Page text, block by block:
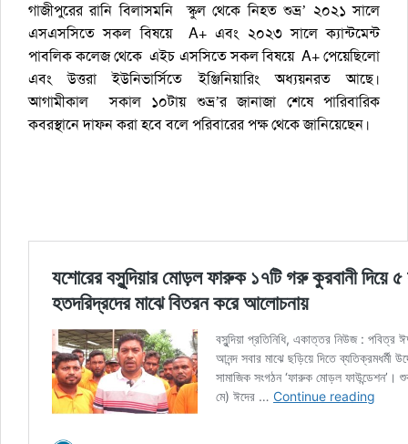
গাজীপুরের রানি বিলাসমনি স্কুল থেকে নিহত শুভ্র’ ২০২১ সালে
এসএসসিতে সকল বিষয়ে A+ এবং ২০২৩ সালে ক্যান্টমেন্ট
পাবলিক কলেজ থেকে এইচ এসসিতে সকল বিষয়ে A+ পেয়েছিলো
এবং উত্তরা ইউনিভার্সিতে ইঞ্জিনিয়ারিং অধ্যয়নরত আছে।
আগামীকাল সকাল ১০টায় শুভ্র’র জানাজা শেষে পারিবারিক
কবরস্থানে দাফন করা হবে বলে পরিবারের পক্ষ থেকে জানিয়েছেন।